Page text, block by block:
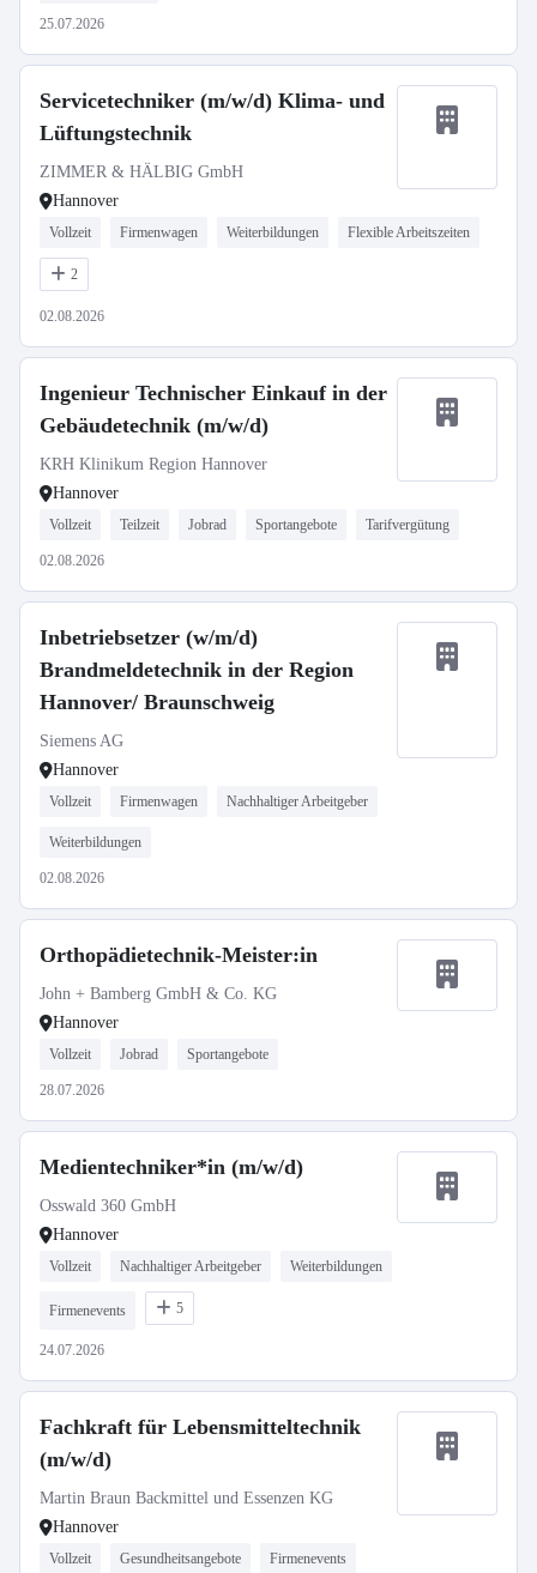
25.07.2026
Servicetechniker (m/w/d) Klima- und
Lüftungstechnik
ZIMMER & HÄLBIG GmbH
Hannover
Vollzeit Firmenwagen Weiterbildungen Flexible Arbeitszeiten
2
02.08.2026
Ingenieur Technischer Einkauf in der
Gebäudetechnik (m/w/d)
KRH Klinikum Region Hannover
Hannover
Vollzeit Teilzeit Jobrad Sportangebote Tarifvergütung
02.08.2026
Inbetriebsetzer (w/m/d)
Brandmeldetechnik in der Region
Hannover/ Braunschweig
Siemens AG
Hannover
Vollzeit Firmenwagen Nachhaltiger Arbeitgeber
Weiterbildungen
02.08.2026
Orthopädietechnik-Meister:in
John + Bamberg GmbH & Co. KG
Hannover
Vollzeit Jobrad Sportangebote
28.07.2026
Medientechniker*in (m/w/d)
Osswald 360 GmbH
Hannover
Vollzeit Nachhaltiger Arbeitgeber Weiterbildungen
Firmenevents 5
24.07.2026
Fachkraft für Lebensmitteltechnik
(m/w/d)
Martin Braun Backmittel und Essenzen KG
Hannover
Vollzeit Gesundheitsangebote Firmenevents